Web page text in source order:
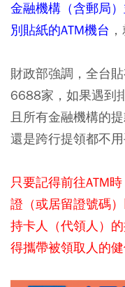
金融機構（含郵局
別貼紙的ATM機台
財政部強調，全台
6688家，如果遇到
且所有金融機構的
還是跨行提領都不用
只要記得前往ATM
證（或居留證號碼
持卡人（代領人）
得攜帶被領取人的健